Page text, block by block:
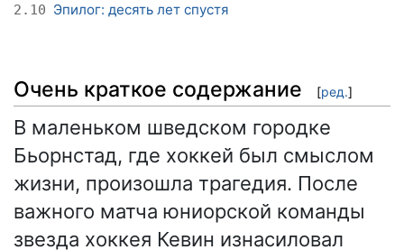
2.10 Эпилог: десять лет спустя
Очень краткое содержание [ред.]
В маленьком шведском городке
Бьорнстад, где хоккей был смыслом
жизни, произошла трагедия. После
важного матча юниорской команды
звезда хоккея Кевин изнасиловал